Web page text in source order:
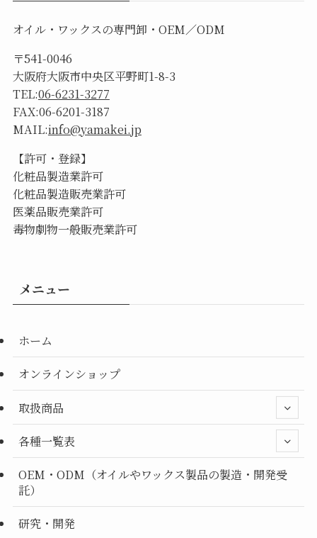
オイル・ワックスの専門卸・OEM／ODM
〒541-0046
大阪府大阪市中央区平野町1-8-3
TEL:06-6231-3277
FAX:06-6201-3187
MAIL:info@yamakei.jp
【許可・登録】
化粧品製造業許可
化粧品製造販売業許可
医薬品販売業許可
毒物劇物一般販売業許可
メニュー
ホーム
オンラインショップ
取扱商品
各種一覧表
OEM・ODM（オイルやワックス製品の製造・開発受
託）
研究・開発